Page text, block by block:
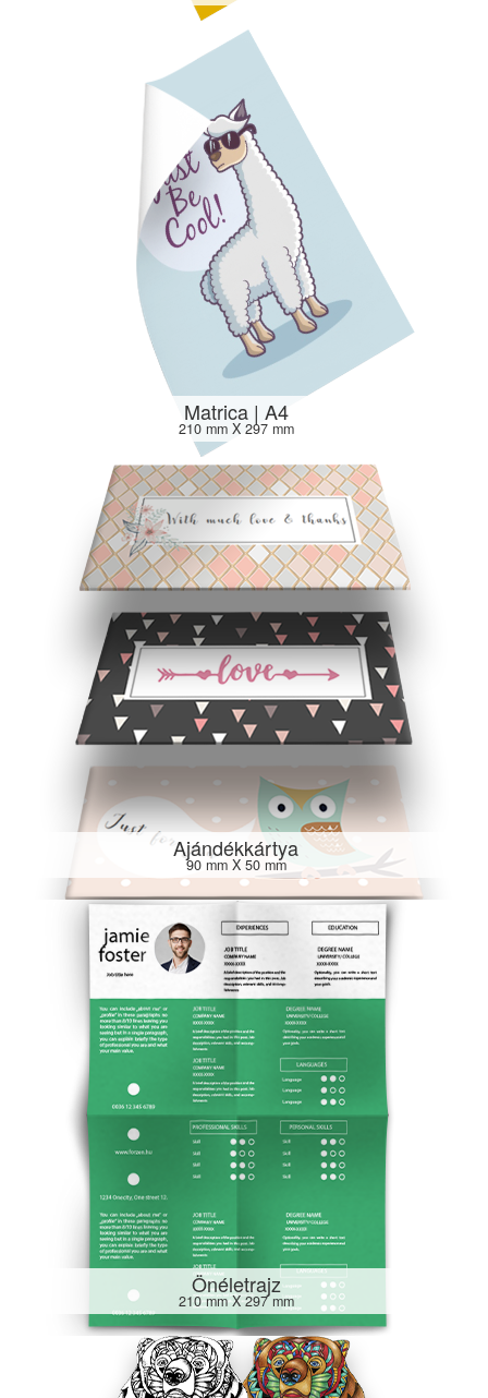
Matrica | A4
210 mm X 297 mm
Ajándékkártya
90 mm X 50 mm
Önéletrajz
210 mm X 297 mm